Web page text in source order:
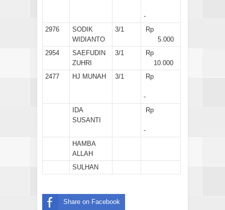
-
2976
SODIK
WIDIANTO
3/1
Rp
5.000
2954
SAEFUDIN
ZUHRI
3/1
Rp
10.000
2477
HJ MUNAH 3/1 Rp
-
IDA
SUSANTI
Rp
-
HAMBA
ALLAH
SULHAN
Share on Facebook